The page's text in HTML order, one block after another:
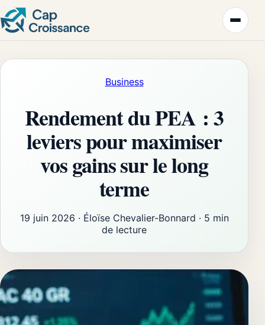
Business
Rendement du PEA : 3
leviers pour maximiser
vos gains sur le long
terme
19 juin 2026 · Éloïse Chevalier-Bonnard · 5 min
de lecture